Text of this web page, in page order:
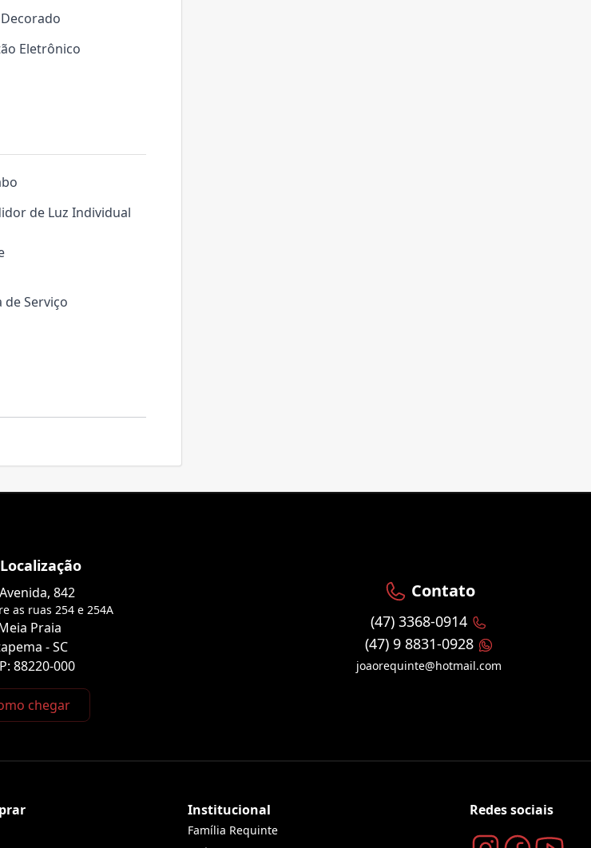
Eletrônico
de Luz Individual
de Serviço
Localização
842
as ruas 254 e 254A
Praia
- SC
88220-000
chegar
Contato
(47) 3368-0914
(47) 9 8831-0928
joaorequinte@hotmail.com
Institucional
Família Requinte
Redes sociais